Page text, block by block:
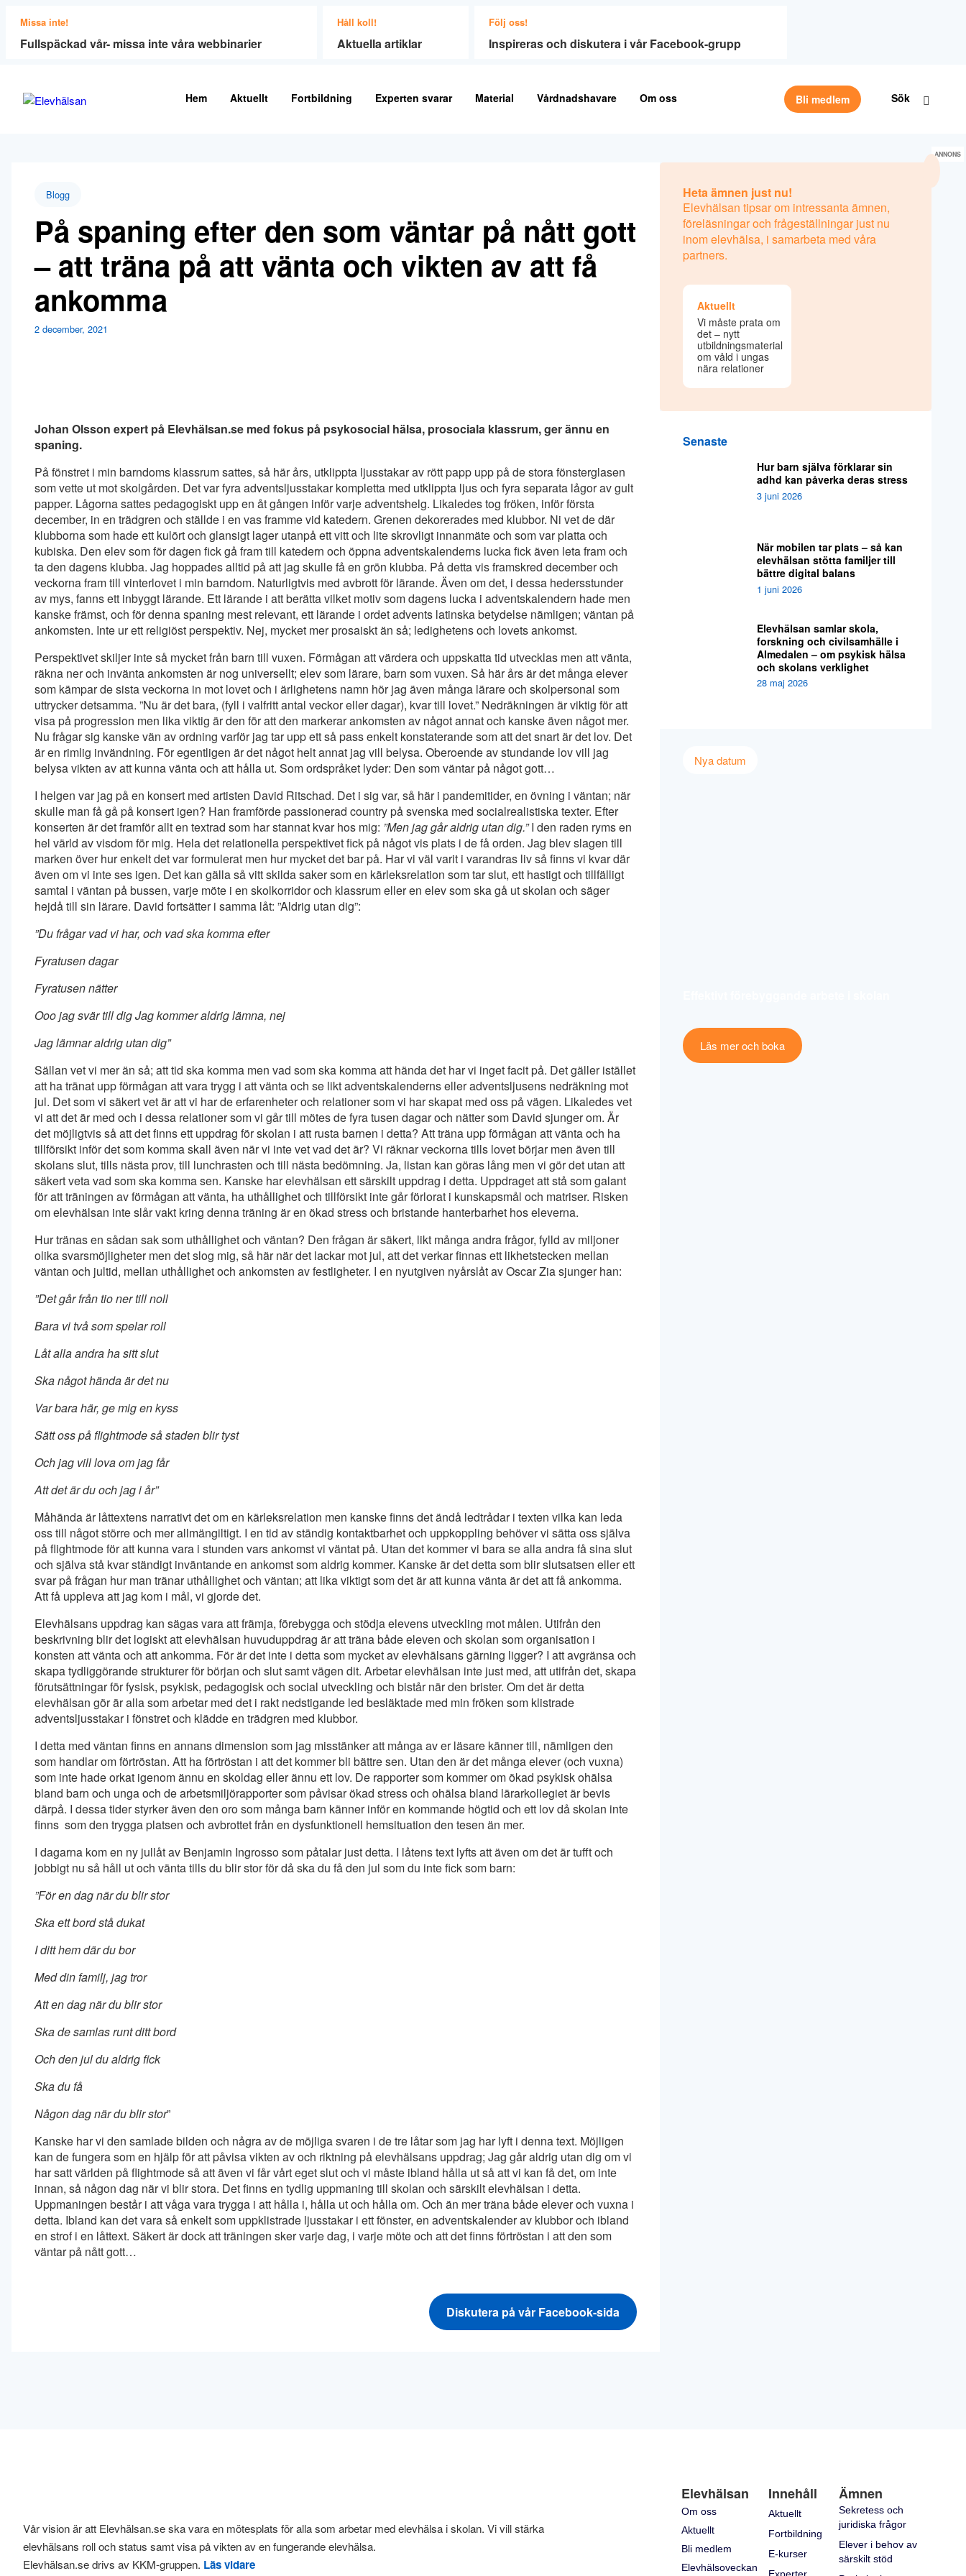
Missa inte!
Fullspäckad vår- missa inte våra webbinarier
Håll koll!
Aktuella artiklar
Följ oss!
Inspireras och diskutera i vår Facebook-grupp
Hem Aktuellt Fortbildning Experten svarar Material Vårdnadshavare Om oss Bli medlem Sök
Blogg
På spaning efter den som väntar på nått gott
– att träna på att vänta och vikten av att få
ankomma
2 december, 2021
Johan Olsson expert på Elevhälsan.se med fokus på psykosocial hälsa, prosociala klassrum, ger ännu en
spaning.
På fönstret i min barndoms klassrum sattes, så här års, utklippta ljusstakar av rött papp upp på de stora fönsterglasen
som vette ut mot skolgården. Det var fyra adventsljusstakar kompletta med utklippta ljus och fyra separata lågor av gult
papper. Lågorna sattes pedagogiskt upp en åt gången inför varje adventshelg. Likaledes tog fröken, inför första
december, in en trädgren och ställde i en vas framme vid katedern. Grenen dekorerades med klubbor. Ni vet de där
klubborna som hade ett kulört och glansigt lager utanpå ett vitt och lite skrovligt innanmäte och som var platta och
kubiska. Den elev som för dagen fick gå fram till katedern och öppna adventskalenderns lucka fick även leta fram och
ta den dagens klubba. Jag hoppades alltid på att jag skulle få en grön klubba. På detta vis framskred december och
veckorna fram till vinterlovet i min barndom. Naturligtvis med avbrott för lärande. Även om det, i dessa hedersstunder
av mys, fanns ett inbyggt lärande. Ett lärande i att berätta vilket motiv som dagens lucka i adventskalendern hade men
kanske främst, och för denna spaning mest relevant, ett lärande i ordet advents latinska betydelse nämligen; väntan på
ankomsten. Inte ur ett religiöst perspektiv. Nej, mycket mer prosaiskt än så; ledighetens och lovets ankomst.
Perspektivet skiljer inte så mycket från barn till vuxen. Förmågan att värdera och uppskatta tid utvecklas men att vänta,
räkna ner och invänta ankomsten är nog universellt; elev som lärare, barn som vuxen. Så här års är det många elever
som kämpar de sista veckorna in mot lovet och i ärlighetens namn hör jag även många lärare och skolpersonal som
uttrycker detsamma. ”Nu är det bara, (fyll i valfritt antal veckor eller dagar), kvar till lovet.” Nedräkningen är viktig för att
visa på progression men lika viktig är den för att den markerar ankomsten av något annat och kanske även något mer.
Nu frågar sig kanske vän av ordning varför jag tar upp ett så pass enkelt konstaterande som att det snart är det lov. Det
är en rimlig invändning. För egentligen är det något helt annat jag vill belysa. Oberoende av stundande lov vill jag
belysa vikten av att kunna vänta och att hålla ut. Som ordspråket lyder: Den som väntar på något gott…
I helgen var jag på en konsert med artisten David Ritschad. Det i sig var, så här i pandemitider, en övning i väntan; när
skulle man få gå på konsert igen? Han framförde passionerad country på svenska med socialrealistiska texter. Efter
konserten är det framför allt en textrad som har stannat kvar hos mig: ”Men jag går aldrig utan dig.”I den raden ryms en
hel värld av visdom för mig. Hela det relationella perspektivet fick på något vis plats i de få orden. Jag blev slagen till
marken över hur enkelt det var formulerat men hur mycket det bar på. Har vi väl varit i varandras liv så finns vi kvar där
även om vi inte ses igen. Det kan gälla så vitt skilda saker som en kärleksrelation som tar slut, ett hastigt och tillfälligt
samtal i väntan på bussen, varje möte i en skolkorridor och klassrum eller en elev som ska gå ut skolan och säger
hejdå till sin lärare. David fortsätter i samma låt: ”Aldrig utan dig”:
”Du frågar vad vi har, och vad ska komma efter
Fyratusen dagar
Fyratusen nätter
Ooo jag svär till dig Jag kommer aldrig lämna, nej
Jag lämnar aldrig utan dig”
Sällan vet vi mer än så; att tid ska komma men vad som ska komma att hända det har vi inget facit på. Det gäller istället
att ha tränat upp förmågan att vara trygg i att vänta och se likt adventskalenderns eller adventsljusens nedräkning mot
jul. Det som vi säkert vet är att vi har de erfarenheter och relationer som vi har skapat med oss på vägen. Likaledes vet
vi att det är med och i dessa relationer som vi går till mötes de fyra tusen dagar och nätter som David sjunger om. Är
det möjligtvis så att det finns ett uppdrag för skolan i att rusta barnen i detta? Att träna upp förmågan att vänta och ha
tillförsikt inför det som komma skall även när vi inte vet vad det är? Vi räknar veckorna tills lovet börjar men även till
skolans slut, tills nästa prov, till lunchrasten och till nästa bedömning. Ja, listan kan göras lång men vi gör det utan att
säkert veta vad som ska komma sen. Kanske har elevhälsan ett särskilt uppdrag i detta. Uppdraget att stå som galant
för att träningen av förmågan att vänta, ha uthållighet och tillförsikt inte går förlorat i kunskapsmål och matriser. Risken
om elevhälsan inte slår vakt kring denna träning är en ökad stress och bristande hanterbarhet hos eleverna.
Hur tränas en sådan sak som uthållighet och väntan? Den frågan är säkert, likt många andra frågor, fylld av miljoner
olika svarsmöjligheter men det slog mig, så här när det lackar mot jul, att det verkar finnas ett likhetstecken mellan
väntan och jultid, mellan uthållighet och ankomsten av festligheter. I en nyutgiven nyårslåt av Oscar Zia sjunger han:
”Det går från tio ner till noll
Bara vi två som spelar roll
Låt alla andra ha sitt slut
Ska något hända är det nu
Var bara här, ge mig en kyss
Sätt oss på flightmode så staden blir tyst
Och jag vill lova om jag får
Att det är du och jag i år”
Måhända är låttextens narrativt det om en kärleksrelation men kanske finns det ändå ledtrådar i texten vilka kan leda
oss till något större och mer allmängiltigt. I en tid av ständig kontaktbarhet och uppkoppling behöver vi sätta oss själva
på flightmode för att kunna vara i stunden vars ankomst vi väntat på. Utan det kommer vi bara se alla andra få sina slut
och själva stå kvar ständigt inväntande en ankomst som aldrig kommer. Kanske är det detta som blir slutsatsen eller ett
svar på frågan hur man tränar uthållighet och väntan; att lika viktigt som det är att kunna vänta är det att få ankomma.
Att få uppleva att jag kom i mål, vi gjorde det.
Elevhälsans uppdrag kan sägas vara att främja, förebygga och stödja elevens utveckling mot målen. Utifrån den
beskrivning blir det logiskt att elevhälsan huvuduppdrag är att träna både eleven och skolan som organisation i
konsten att vänta och att ankomma. För är det inte i detta som mycket av elevhälsans gärning ligger? I att avgränsa och
skapa tydliggörande strukturer för början och slut samt vägen dit. Arbetar elevhälsan inte just med, att utifrån det, skapa
förutsättningar för fysisk, psykisk, pedagogisk och social utveckling och bistår när den brister. Om det är detta
elevhälsan gör är alla som arbetar med det i rakt nedstigande led besläktade med min fröken som klistrade
adventsljusstakar i fönstret och klädde en trädgren med klubbor.
I detta med väntan finns en annans dimension som jag misstänker att många av er läsare känner till, nämligen den
som handlar om förtröstan. Att ha förtröstan i att det kommer bli bättre sen. Utan den är det många elever (och vuxna)
som inte hade orkat igenom ännu en skoldag eller ännu ett lov. De rapporter som kommer om ökad psykisk ohälsa
bland barn och unga och de arbetsmiljörapporter som påvisar ökad stress och ohälsa bland lärarkollegiet är bevis
därpå. I dessa tider styrker även den oro som många barn känner inför en kommande högtid och ett lov då skolan inte
finns som den trygga platsen och avbrottet från en dysfunktionell hemsituation den tesen än mer.
I dagarna kom en ny jullåt av Benjamin Ingrosso som påtalar just detta. I låtens text lyfts att även om det är tufft och
jobbigt nu så håll ut och vänta tills du blir stor för då ska du få den jul som du inte fick som barn:
”För en dag när du blir stor
Ska ett bord stå dukat
I ditt hem där du bor
Med din familj, jag tror
Att en dag när du blir stor
Ska de samlas runt ditt bord
Och den jul du aldrig fick
Ska du få
Någon dag när du blir stor”
Kanske har vi den samlade bilden och några av de möjliga svaren i de tre låtar som jag har lyft i denna text. Möjligen
kan de fungera som en hjälp för att påvisa vikten av och riktning på elevhälsans uppdrag; Jag går aldrig utan dig om vi
har satt världen på flightmode så att även vi får vårt eget slut och vi måste ibland hålla ut så att vi kan få det, om inte
innan, så någon dag när vi blir stora. Det finns en tydlig uppmaning till skolan och särskilt elevhälsan i detta.
Uppmaningen består i att våga vara trygga i att hålla i, hålla ut och hålla om. Och än mer träna både elever och vuxna i
detta. Ibland kan det vara så enkelt som uppklistrade ljusstakar i ett fönster, en adventskalender av klubbor och ibland
en strof i en låttext. Säkert är dock att träningen sker varje dag, i varje möte och att det finns förtröstan i att den som
väntar på nått gott…
Diskutera på vår Facebook-sida
Heta ämnen just nu!
Elevhälsan tipsar om intressanta ämnen,
föreläsningar och frågeställningar just nu
inom elevhälsa, i samarbeta med våra
partners.
Aktuellt
Vi måste prata om
det – nytt
utbildningsmaterial
om våld i ungas
nära relationer
Senaste
Hur barn själva förklarar sin
adhd kan påverka deras stress
3 juni 2026
När mobilen tar plats – så kan
elevhälsan stötta familjer till
bättre digital balans
1 juni 2026
Elevhälsan samlar skola,
forskning och civilsamhälle i
Almedalen – om psykisk hälsa
och skolans verklighet
28 maj 2026
Nya datum
Läs mer och boka
ANNONS
Vår vision är att Elevhälsan.se ska vara en mötesplats för alla som arbetar med elevhälsa i skolan. Vi vill stärka
elevhälsans roll och status samt visa på vikten av en fungerande elevhälsa.
Elevhälsan.se drivs av KKM-gruppen. Läs vidare
Elevhälsan
Om oss
Aktuellt
Bli medlem
Elevhälsoveckan
Innehåll
Aktuellt
Fortbildning
E-kurser
Ämnen
Sekretess och
juridiska frågor
Elever i behov av
särskilt stöd